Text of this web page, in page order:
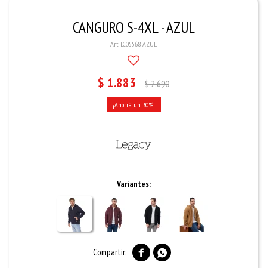
CANGURO S-4XL - AZUL
LC05568 AZUL
$ 1.883 $2.690
30
Variantes:
 